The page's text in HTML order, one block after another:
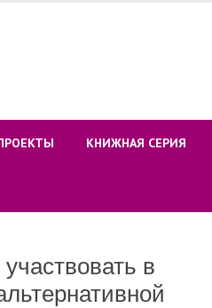
КНИЖНАЯ СЕРИЯ
в